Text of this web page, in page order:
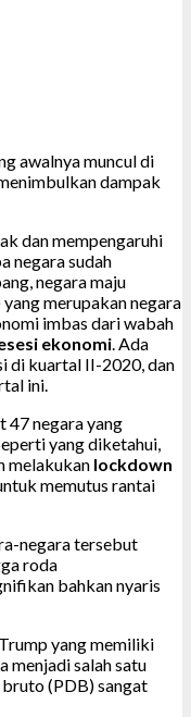
awalnya muncul di
dampak
dan mempengaruhi
negara sudah
negara maju
merupakan negara
imbas dari wabah
ekonomi . Ada
di kuartal II-2020, dan
ini.
47 negara yang
yang diketahui,
melakukan lockdown
memutus rantai
negara tersebut
roda
bahkan nyaris
yang memiliki
menjadi salah satu
(PDB) sangat